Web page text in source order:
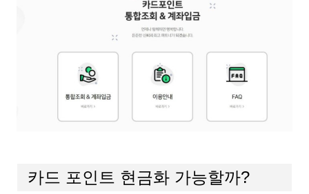
카드 포인트 현금화 가능할까?